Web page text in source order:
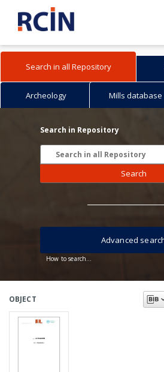
Search in all Repository
Archeology Mills database
Search in Repository
Search
How to search...
Advanced
OBJECT